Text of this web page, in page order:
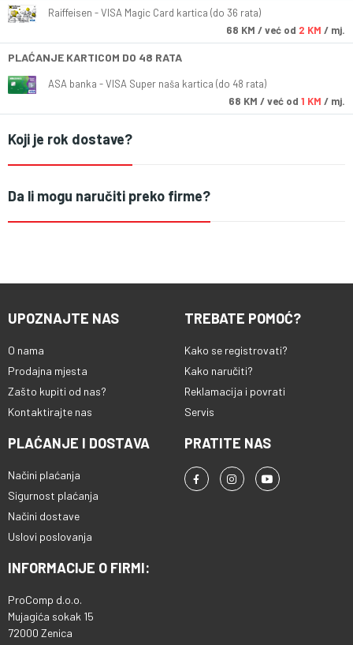
Raiffeisen - VISA Magic Card kartica (do 36 rata)
68 KM / već od 2 KM / mj.
PLAĆANJE KARTICOM DO 48 RATA
ASA banka - VISA Super naša kartica (do 48 rata)
68 KM / već od 1 KM / mj.
Koji je rok dostave?
Da li mogu naručiti preko firme?
UPOZNAJTE NAS
O nama
Prodajna mjesta
Zašto kupiti od nas?
Kontaktirajte nas
TREBATE POMOĆ?
Kako se registrovati?
Kako naručiti?
Reklamacija i povrati
Servis
PLAĆANJE I DOSTAVA
Načini plaćanja
Sigurnost plaćanja
Načini dostave
Uslovi poslovanja
PRATITE NAS
INFORMACIJE O FIRMI:
ProComp d.o.o.
Mujagića sokak 15
72000 Zenica